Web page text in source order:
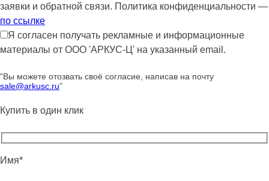
заявки и обратной связи. Политика конфиденциальности —
по ссылке
Я согласен получать рекламные и информационные
материалы от ООО 'АРКУС-Ц' на указанный email.
“Вы можете отозвать своё согласие, написав на почту
sale@arkusc.ru”
Купить в один клик
Имя*